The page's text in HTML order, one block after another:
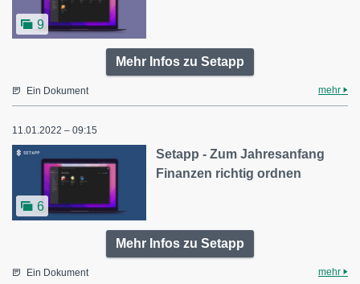
9
Mehr Infos zu Setapp
Ein Dokument mehr
11.01.2022 – 09:15
6
Setapp - Zum Jahresanfang
Finanzen richtig ordnen
Mehr Infos zu Setapp
Ein Dokument mehr